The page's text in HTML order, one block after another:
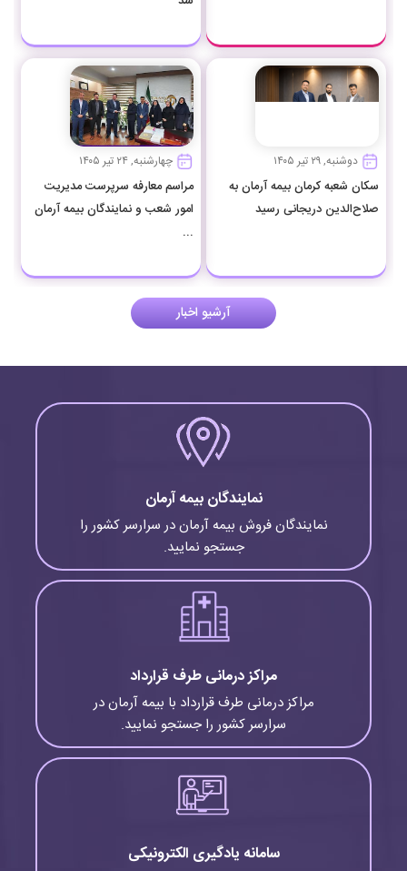
دوشنبه, ۲۹ تیر ۱۴۰۵
سکان شعبه کرمان بیمه آرمان به
صلاح‌الدین دریجانی رسید
چهارشنبه, ۲۴ تیر ۱۴۰۵
مراسم معارفه سرپرست مدیریت
امور شعب و نمایندگان بیمه آرمان
...
آرشیو اخبار
نمایندگان بیمه آرمان
نمایندگان فروش بیمه آرمان در سرارسر کشور را
جستجو نمایید.
مراکز درمانی طرف قرارداد
مراکز درمانی طرف قرارداد با بیمه آرمان در
سرارسر کشور را جستجو نمایید.
سامانه یادگیری الکترونیکی